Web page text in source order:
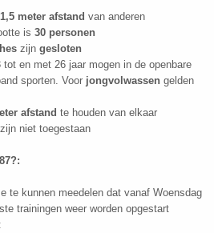
1,5 meter afstand van anderen
is30 personen
zijngesloten
en met 26 jaar mogen in de openbare
sporten. Voor jongvolwassen gelden
afstand te houden van elkaar
niet toegestaan
te kunnen meedelen dat vanaf Woensdag
trainingen weer worden opgestart